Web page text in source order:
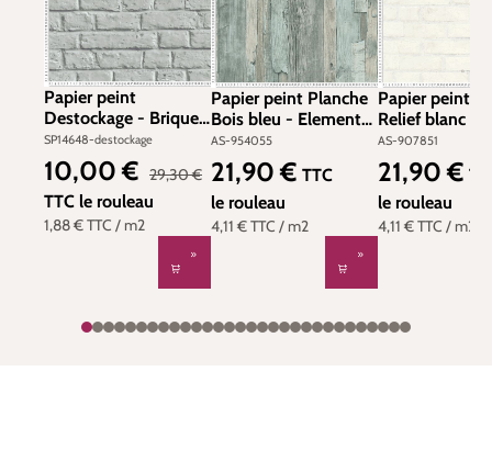
Papier peint
Destockage - Briques
gris - Metropolitan
Stories d'AS Création
SP14648-destockage
1,88 €TTC / m2
Prix de vente :
10,00 € Prix régulier :
29,30 €
TTC le rouleau
Papier peint Planche
Bois bleu - Elements
2 d'A.S. Création | Réf.
AS-954055
AS-954055
4,11 €TTC / m2
Prix régulier :
21,90 € TTC
le rouleau
Papier peint
Relief blanc -
Elements 2
Création | Réf.
907851
AS-907851
4,11 €TTC / m2
Prix régulier :
21,90 €
le rouleau